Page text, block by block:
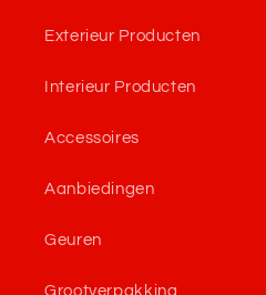
Exterieur Producten
Interieur Producten
Accessoires
Aanbiedingen
Geuren
Grootverpakking